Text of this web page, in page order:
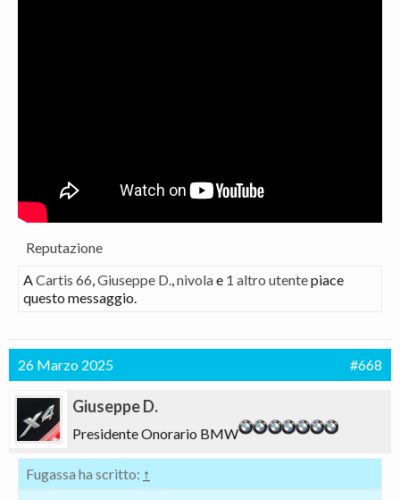
Reputazione
ACartis 66,Giuseppe D.,nivolae 1 altro utentepiace
questo messaggio.
26 Marzo 2025 #668
Giuseppe D.
Presidente Onorario BMW
Fugassa ha scritto: ↑